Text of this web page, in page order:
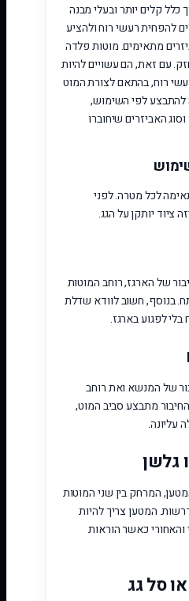
כלל קלים יותר ובעלי מבנה
להפחית רעשי רוח ולהציע
מתאימים. מוטות פלדה
עם זאת, הם עשויים להיות
רוח, בהתאם לצורת המוט
להתבצע לפי השימוש,
האביזרים שיחוברו
לכל מטרה. לפני
ציוד יותקן על הגג.
של הארגז, רוחב המוטות
בנוסף, חשוב לוודא שדלת
לפגוע בארגז.
של המנשא ואת רוחב
מתבצע סביב המוט,
עליונה.
גלשן
המרחק בין שני המוטות
המטען צריך להיות
כאשר הוראות
סל גג